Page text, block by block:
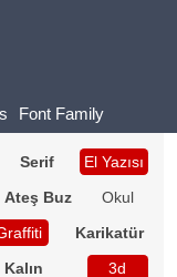
Font Family
Serif
El Yazısı
Ateş Buz
Okul
Karikatür
Kalın
3d